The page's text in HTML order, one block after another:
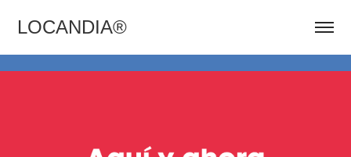
LOCANDIA®